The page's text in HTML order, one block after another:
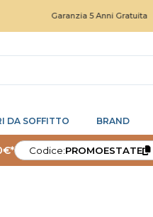
Garanzia 5 Anni Gratuita
DA SOFFITTO BRAND
Codice:PROMOESTATE